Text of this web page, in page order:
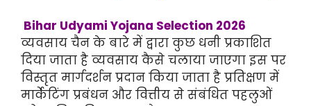
Bihar Udyami Yojana Selection 2026
व्यवसाय चैन के बारे में द्वारा कुछ धनी प्रकाशित
दिया जाता है व्यवसाय कैसे चलाया जाएगा इस पर
विस्तृत मार्गदर्शन प्रदान किया जाता है प्रतिक्षण में
मार्केटिंग प्रबंधन और वित्तीय से संबंधित पहलुओं